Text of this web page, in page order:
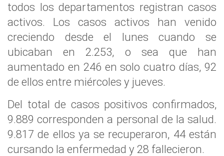
todos los departamentos registran casos
activos. Los casos activos han venido
creciendo desde el lunes cuando se
ubicaban en 2.253, o sea que han
aumentado en 246 en solo cuatro días, 92
de ellos entre miércoles y jueves.
Del total de casos positivos confirmados,
9.889 corresponden a personal de la salud.
9.817 de ellos ya se recuperaron, 44 están
cursando la enfermedad y 28 fallecieron.